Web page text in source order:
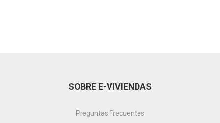
SOBRE E-VIVIENDAS
Preguntas Frecuentes